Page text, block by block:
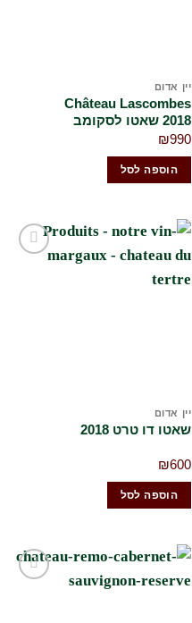
יין אדום
Château Lascombes
2018 שאטו לסקומב
₪990
הוספה לסל
יין אדום
שאטו דו טרט 2018
₪600
הוספה לסל